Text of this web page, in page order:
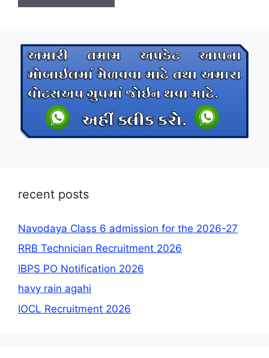
recent posts
Navodaya Class 6 admission for the 2026-27
RRB Technician Recruitment 2026
IBPS PO Notification 2026
havy rain agahi
IOCL Recruitment 2026